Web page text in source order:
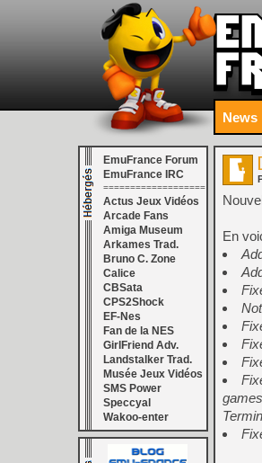
News
EmuFrance Forum
EmuFrance IRC
===================
Actus Jeux Vidéos
Arcade Fans
Amiga Museum
Arkames Trad.
Bruno C. Zone
Calice
CBSata
CPS2Shock
EF-Nes
Fan de la NES
GirlFriend Adv.
Landstalker Trad.
Musée Jeux Vidéos
SMS Power
Speccyal
Wakoo-enter
En